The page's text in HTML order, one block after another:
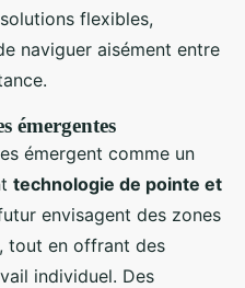
flexibles,
naviguer aisément entre
émergentes
émergent comme un
technologie de pointe et
envisagent des zones
tout en offrant des
individuel. Des